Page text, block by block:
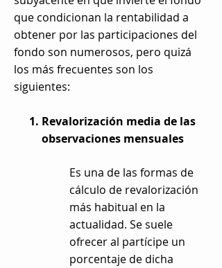
que condicionan la rentabilidad a
obtener por las participaciones del
fondo son numerosos, pero quizá
los más frecuentes son los
siguientes:
Revalorización media de las
observaciones mensuales
Es una de las formas de
cálculo de revalorización
más habitual en la
actualidad. Se suele
ofrecer al partícipe un
porcentaje de dicha